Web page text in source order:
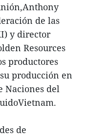
de las
y director
Resources
productores
producción en
Naciones del
de